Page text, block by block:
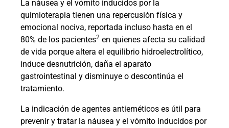
La náusea y el vómito inducidos por la
quimioterapia tienen una repercusión física y
emocional nociva, reportada incluso hasta en el
80% de los pacientes2 en quienes afecta su calidad
de vida porque altera el equilibrio hidroelectrolítico,
induce desnutrición, daña el aparato
gastrointestinal y disminuye o descontinúa el
tratamiento.
La indicación de agentes antieméticos es útil para
prevenir y tratar la náusea y el vómito inducidos por